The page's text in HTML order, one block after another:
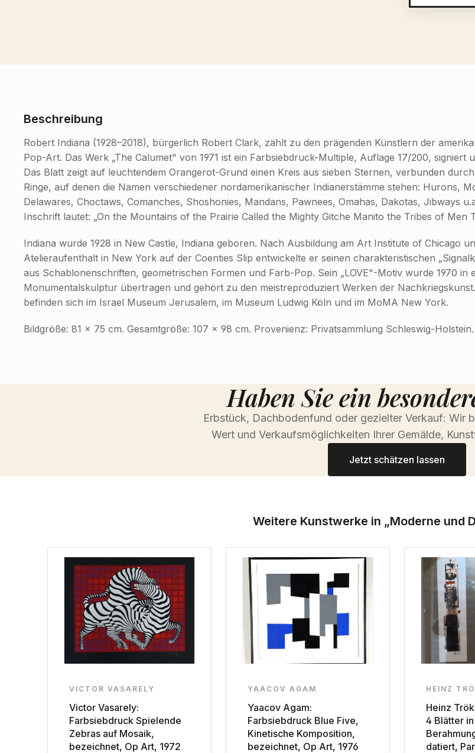
Beschreibung
Robert Indiana (1928–2018), bürgerlich Robert Clark, zählt zu den prägenden Künstlern der
Pop-Art. Das Werk „The Calumet" von 1971 ist ein Farbsiebdruck-Multiple, Auflage 17/200, signiert
Das Blatt zeigt auf leuchtendem Orangerot-Grund einen Kreis aus sieben Sternen, verbunden
Ringe, auf denen die Namen verschiedener nordamerikanischer Indianerstämme stehen: Hurons,
Delawares, Choctaws, Comanches, Shoshonies, Mandans, Pawnees, Omahas, Dakotas, Jibways
Inschrift lautet: „On the Mountains of the Prairie Called the Mighty Gitche Manito the Tribes of Men
Indiana wurde 1928 in New Castle, Indiana geboren. Nach Ausbildung am Art Institute of Chicago
Atelieraufenthalt in New York auf der Coenties Slip entwickelte er seinen charakteristischen
aus Schablonenschriften, geometrischen Formen und Farb-Pop. Sein „LOVE"-Motiv wurde 1970 in
Monumentalskulptur übertragen und gehört zu den meistreproduziert Werken der
befinden sich im Israel Museum Jerusalem, im Museum Ludwig Köln und im MoMA New York.
Bildgröße: 81 × 75 cm. Gesamtgröße: 107 × 98 cm. Provenienz: Privatsammlung Schleswig-Holstein.
Haben Sie ein
Erbstück, Dachbodenfund oder gezielter Verkauf: Wir
Wert und Verkaufsmöglichkeiten Ihrer Gemälde,
Jetzt schätzen lassen
Weitere Kunstwerke in „Moderne und
VICTOR VASARELY
Victor Vasarely:
Farbsiebdruck Spielende
Zebras auf Mosaik,
bezeichnet, Op Art, 1972
YAACOV AGAM
Yaacov Agam:
Farbsiebdruck Blue Five,
Kinetische Komposition,
bezeichnet, Op Art, 1976
HEINZ
Heinz
4 Blätter
datiert,